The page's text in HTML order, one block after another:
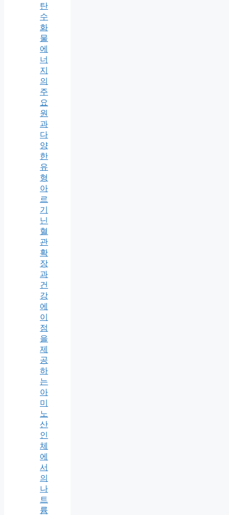
탄
수
화
물
에
너
지
의
주
요
원
과
다
양
한
유
형
아
르
기
닌
혈
관
확
장
과
건
강
에
이
점
을
제
공
하
는
아
미
노
산
인
체
에
서
의
나
트
륨